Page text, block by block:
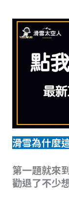
滑雪為什麼
第一題就來
勸退了不少